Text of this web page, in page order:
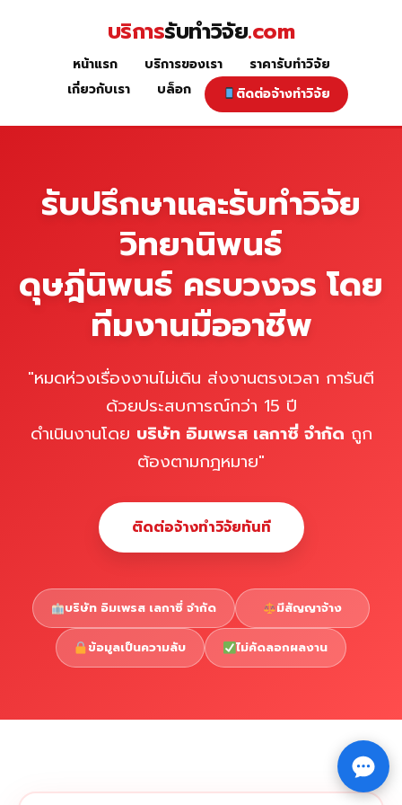
หน้าแรก
Copyright © 2026 รับทำวิจัย รับทำวิทยานิพนธ์ รับทำ⇧
บริการรับทำวิจัย.com
หน้าแรก บริการของเรา
ราคารับทำวิจัย
เกี่ยวกับเรา
บล็อก ติดต่อจ้างทำวิจัย
รับปรึกษาและรับทำวิจัย
วิทยานิพนธ์
ดุษฎีนิพนธ์ ครบวงจร โดย
ทีมงานมืออาชีพ
"หมดห่วงเรื่องงานไม่เดิน ส่งงานตรงเวลา การันตี
ด้วยประสบการณ์กว่า 15 ปี
ดำเนินงานโดย บริษัท อิมเพรส เลกาซี่ จำกัด ถูก
ต้องตามกฎหมาย"
ติดต่อจ้างทำวิจัยทันที
บริษัท อิมเพรส เลกาซี่ จำกัด มีสัญญาจ้าง
ข้อมูลเป็นความลับ ไม่คัดลอกผลงาน